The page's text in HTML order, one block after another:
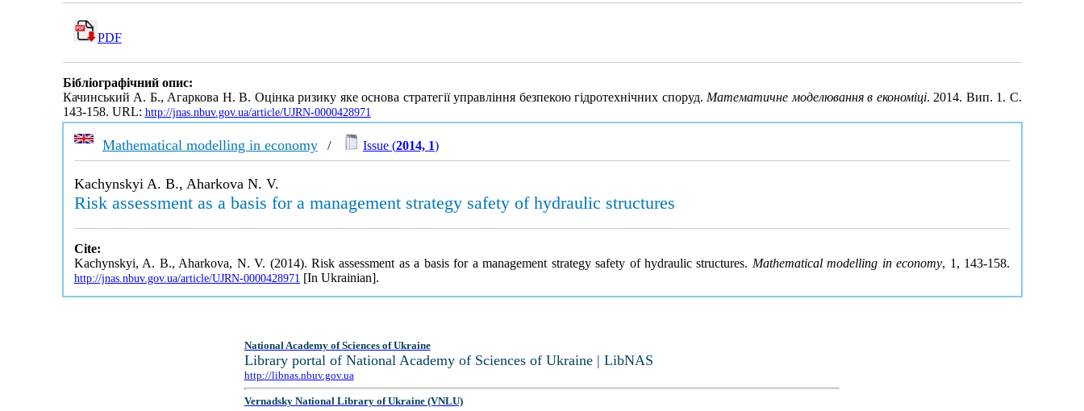
PDF
Бібліографічний опис:
Качинський А. Б., Агаркова Н. В. Оцінка ризику яке основа стратегії управління безпекою гідротехнічних споруд. Математичне моделювання в економіці. 2014. Вип. 1. С.
143-158. URL: http://jnas.nbuv.gov.ua/article/UJRN-0000428971
Mathematical modelling in economy/ Issue (2014, 1)
Kachynskyi A. B., Aharkova N. V.
Risk assessment as a basis for a management strategy safety of hydraulic structures
Cite:
Kachynskyi, A. B., Aharkova, N. V. (2014). Risk assessment as a basis for a management strategy safety of hydraulic structures. Mathematical modelling in economy, 1, 143-158.
http://jnas.nbuv.gov.ua/article/UJRN-0000428971 [In Ukrainian].
National Academy of Sciences of Ukraine
Library portal of National Academy of Sciences of Ukraine | LibNAS
http://libnas.nbuv.gov.ua
Vernadsky National Library of Ukraine (VNLU)